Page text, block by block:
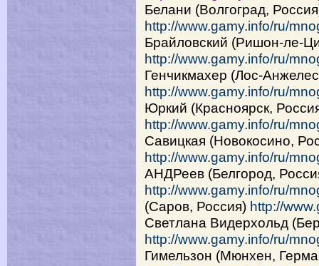
Белани (Волгоград,
http://www.gamy.info/ru/
Брайловский (Ришон-ле-
http://www.gamy.info/ru/
Генчикмахер (Лос-
http://www.gamy.info/ru/
Юркий (Красноярск,
http://www.gamy.info/ru/
Савицкая (Новокосино,
http://www.gamy.info/ru/
АНДРеев (Белгород,
http://www.gamy.info/ru/
(Саров, Россия) http://
Светлана Видерхольд
http://www.gamy.info/ru/
Гимельзон (Мюнхен,